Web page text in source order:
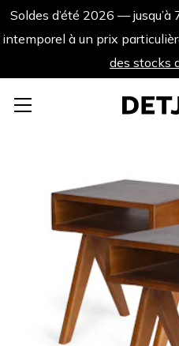
Soldes d’été 2026 —
intemporel à un prix
des stocks
Ensembles de produits
Ensemble de 2 Table de Chevet